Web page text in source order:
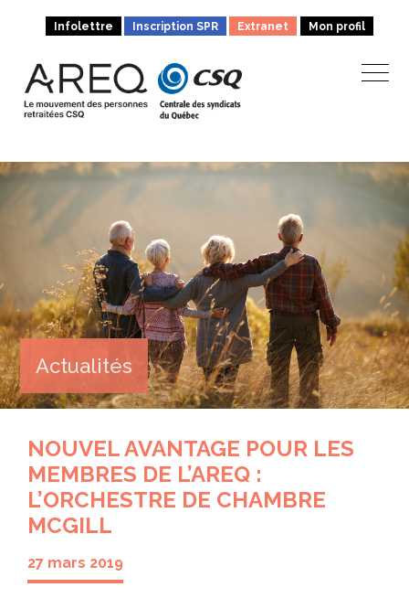
Infolettre Inscription SPR Extranet Mon profil
Actualités
NOUVEL AVANTAGE POUR LES
MEMBRES DE L’AREQ :
L’ORCHESTRE DE CHAMBRE
MCGILL
27 mars 2019